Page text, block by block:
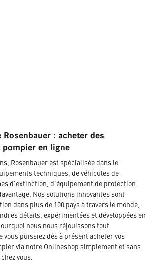
: acheter des
en ligne
Rosenbauer est spécialisée dans le
techniques, de véhicules de
d'extinction, d'équipement de protection
Nos solutions innovantes sont
dans plus de 100 pays à travers le monde,
détails, expérimentées et développées en
nous nous réjouissons tout
puissiez dès à présent acheter vos
via notre Onlineshop simplement et sans
vous.